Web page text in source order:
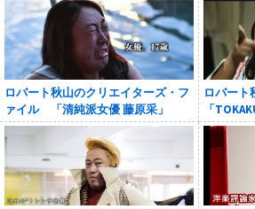
ロバート秋山のクリエイターズ・フ
ァイル 「清純派女優 藤原采」
ロバー
「